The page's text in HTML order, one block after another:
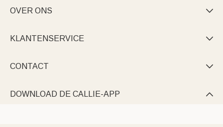
OVER ONS 
KLANTENSERVICE 
CONTACT 
DOWNLOAD DE CALLIE-APP 